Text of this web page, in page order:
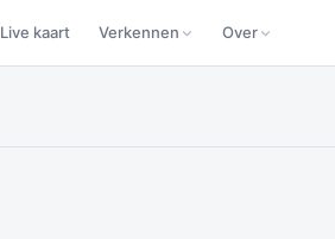
Live kaart Verkennen Over